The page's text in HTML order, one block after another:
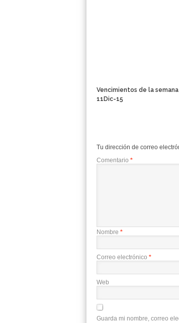
Vencimientos de la
11Dic-15
Tu dirección de correo
Comentario *
Nombre *
Correo electrónico *
Web
Guarda mi nombre, correo